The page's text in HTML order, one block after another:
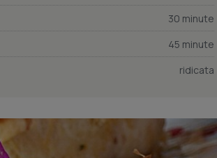
30 minute
45 minute
ridicata